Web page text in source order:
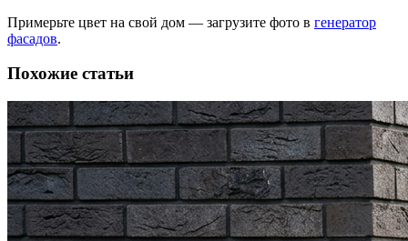
Примерьте цвет на свой дом — загрузите фото в генератор
фасадов.
Похожие статьи